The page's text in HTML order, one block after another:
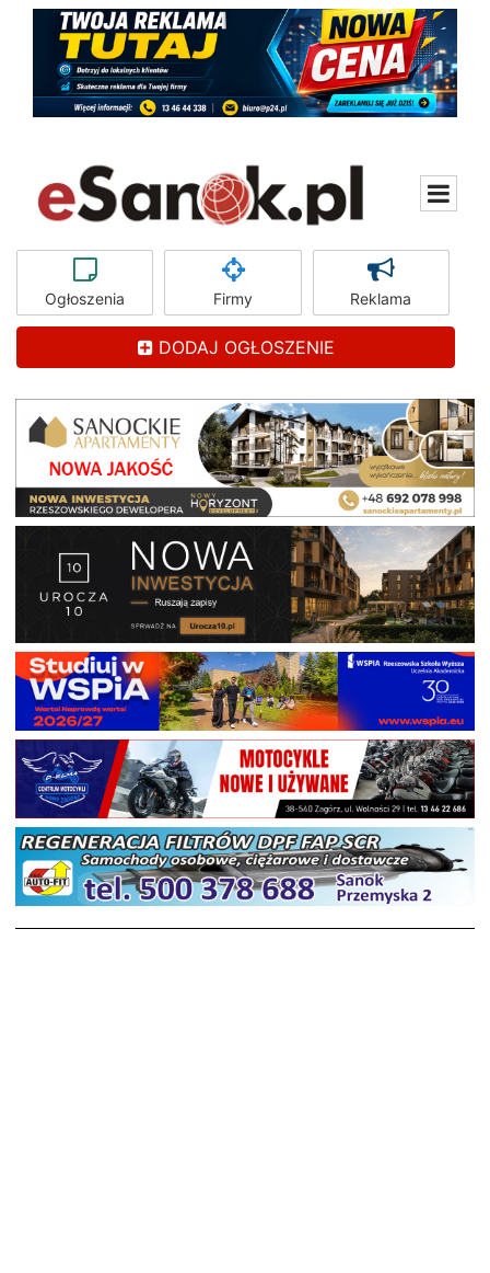
Ogłoszenia Firmy Reklama
DODAJ OGŁOSZENIE